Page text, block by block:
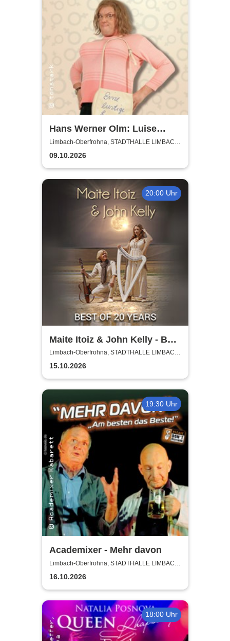
Hans Werner Olm: Luise
Koschinsky - Ein Pullover voll
Frau
Limbach-Oberfrohna, STADTHALLE LIMBACH-
OBERFROHNA
09.10.2026
20:00 Uhr
Maite Itoiz & John Kelly - Best
of 20 Years - Anniversary
Tour 2026
Limbach-Oberfrohna, STADTHALLE LIMBACH-
OBERFROHNA
15.10.2026
19:30 Uhr
Academixer - Mehr davon
Limbach-Oberfrohna, STADTHALLE LIMBACH-
OBERFROHNA
16.10.2026
18:00 Uhr